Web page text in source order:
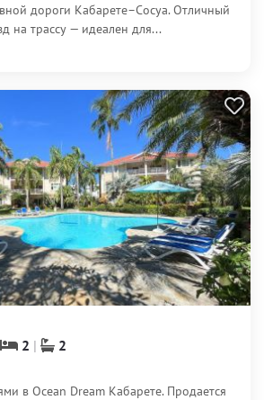
дороги Кабарете–Сосуа. Отличный
на трассу — идеален для...
2
2
в Ocean Dream Кабарете. Продается